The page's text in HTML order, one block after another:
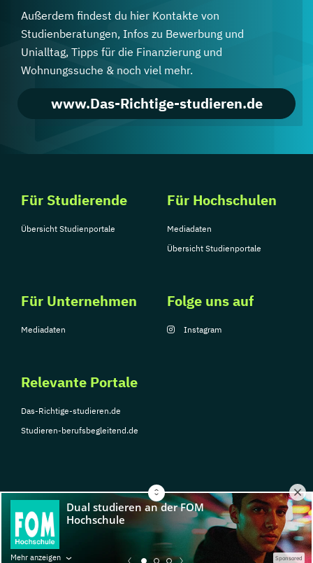
Mehr anzeigen Sponsored
Außerdem findest du hier Kontakte von
Studienberatungen, Infos zu Bewerbung und
Unialltag, Tipps für die Finanzierung und
Wohnungssuche & noch viel mehr.
www.Das-Richtige-studieren.de
Für Studierende
Übersicht Studienportale
Für Hochschulen
Mediadaten
Übersicht Studienportale
Für Unternehmen
Mediadaten
Relevante Portale
Das-Richtige-studieren.de
Studieren-berufsbegleitend.de
Folge uns auf
Instagram
© Copyright 2026, TarGroup Media GmbH
Impressum
uns
Datenschutzerklärung Nutzungsbedingungen